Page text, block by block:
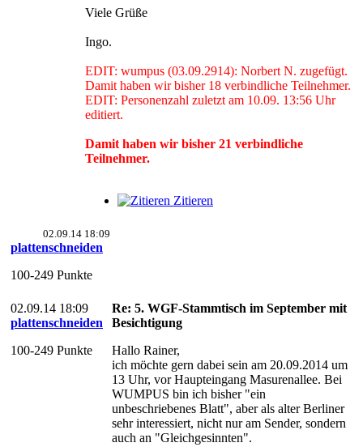
Viele Grüße
Ingo.
EDIT: wumpus (03.09.2914): Norbert N. zugefügt.
Damit haben wir bisher 18 verbindliche Teilnehmer.
EDIT: Personenzahl zuletzt am 10.09. 13:56 Uhr
editiert.
Damit haben wir bisher 21 verbindliche
Teilnehmer.
Zitieren
02.09.14 18:09
plattenschneiden
100-249 Punkte
02.09.14 18:09
plattenschneiden
100-249 Punkte
Re: 5. WGF-Stammtisch im September mit
Besichtigung
Hallo Rainer,
ich möchte gern dabei sein am 20.09.2014 um
13 Uhr, vor Haupteingang Masurenallee. Bei
WUMPUS bin ich bisher "ein
unbeschriebenes Blatt", aber als alter Berliner
sehr interessiert, nicht nur am Sender, sondern
auch an "Gleichgesinnten".